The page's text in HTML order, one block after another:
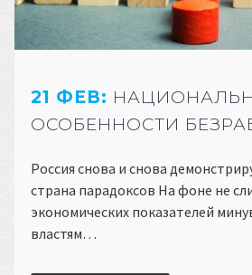
21 ФЕВ:
ОСОБЕННОСТИ
Россия снова и снова
страна парадоксов На фоне не
экономических показателей
властям…